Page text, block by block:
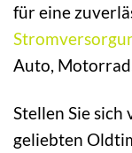
für eine
Auto,
Stellen Sie sich
geliebten